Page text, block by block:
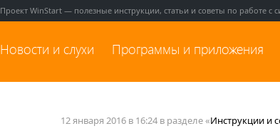
Проект WinStart — полезные инструкции, статьи и советы по работе
Новости и слухи Программы и приложения
12 января 2016 в 16:24 в разделе «Инструкции и